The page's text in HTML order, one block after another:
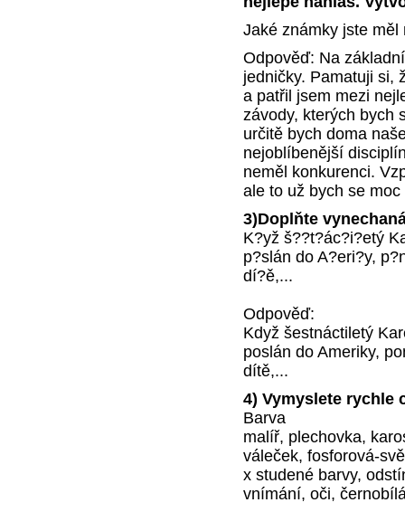
Jaké známky jste
Odpověď: Na
jedničky. Pamatuji si,
a patřil jsem mezi
závody, kterých bych
určitě bych doma
nejoblíbenější
neměl konkurenci.
ale to už bych se
3)Doplňte
K?yž š??t?ác?i?etý
p?slán do A?eri?y,
dí?ě,...
Odpověď:
Když šestnáctiletý
poslán do Ameriky,
dítě,...
4) Vymyslete rychle
Barva
malíř, plechovka,
váleček, fosforová-
x studené barvy,
vnímání, oči,